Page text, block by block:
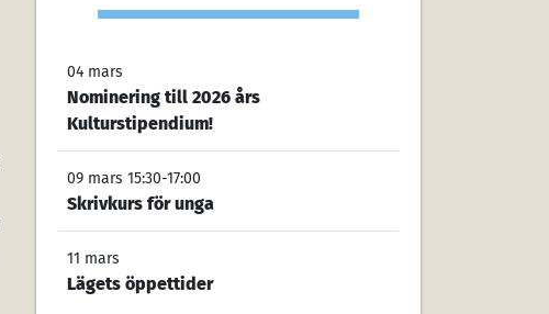
04 mars
Nominering till 2026 års
Kulturstipendium!
09 mars 15:30-17:00
Skrivkurs för unga
11 mars
Lägets öppettider